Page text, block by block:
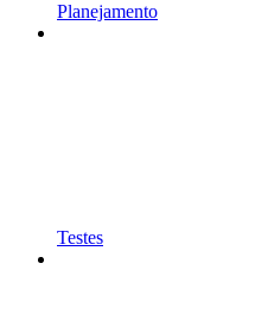
Planejamento
Testes